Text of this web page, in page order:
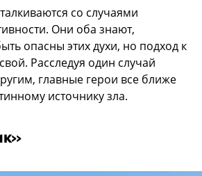
со случаями
Они оба знают,
опасны этих духи, но подход к
Расследуя один случай
главные герои все ближе
источнику зла.